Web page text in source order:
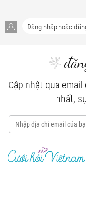
Cập nhật qua
nhất,